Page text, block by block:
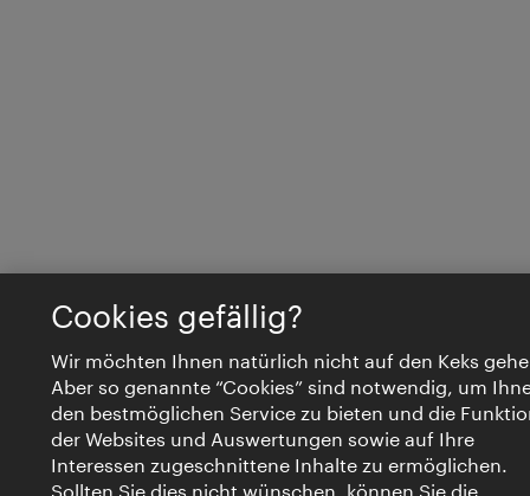
Cookies gefällig?
Wir möchten Ihnen natürlich nicht auf den Keks
Aber so genannte “Cookies” sind notwendig, um
den bestmöglichen Service zu bieten und die
der Websites und Auswertungen sowie auf Ihre
Interessen zugeschnittene Inhalte zu ermöglichen.
Sollten Sie dies nicht wünschen, können Sie die